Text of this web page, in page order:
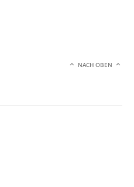
NACH OBEN